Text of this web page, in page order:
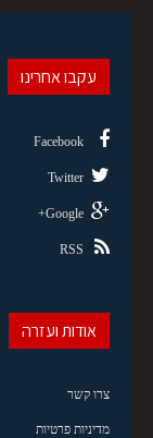
עקבו אחרינו
Facebook
Twitter
Google+
RSS
אודות ועזרה
צרו קשר
מדיניות פרטיות